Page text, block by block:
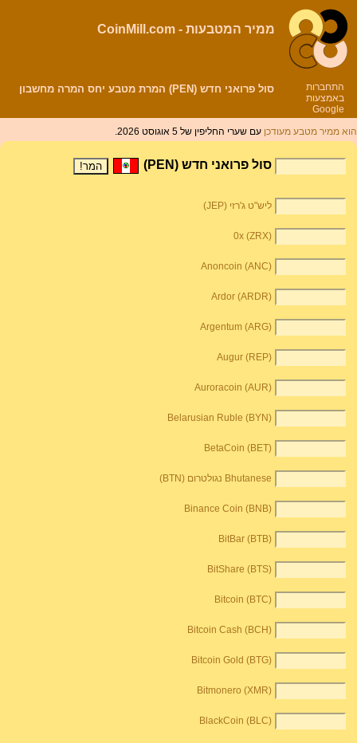
התחברות
באמצעות
Google
ממיר המטבעות - CoinMill.com
סול פרואני חדש (PEN) המרת מטבע יחס המרה מחשבון
הוא ממיר מטבע מעודכן עם שערי החליפין של 5 אוגוסט 2026.
סול פרואני חדש (PEN)
ליש"ט ג'רזי (JEP)
0x (ZRX)
Anoncoin (ANC)
Ardor (ARDR)
Argentum (ARG)
Augur (REP)
Auroracoin (AUR)
Belarusian Ruble (BYN)
BetaCoin (BET)
Bhutanese נגולטרום (BTN)
Binance Coin (BNB)
BitBar (BTB)
BitShare (BTS)
Bitcoin (BTC)
Bitcoin Cash (BCH)
Bitcoin Gold (BTG)
Bitmonero (XMR)
BlackCoin (BLC)